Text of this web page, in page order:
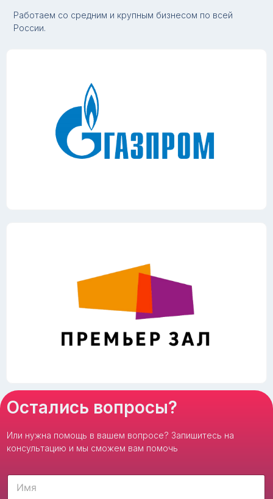
Работаем со средним и крупным бизнесом по всей
России.
Остались вопросы?
Или нужна помощь в вашем вопросе? Запишитесь на
консультацию и мы сможем вам помочь
И